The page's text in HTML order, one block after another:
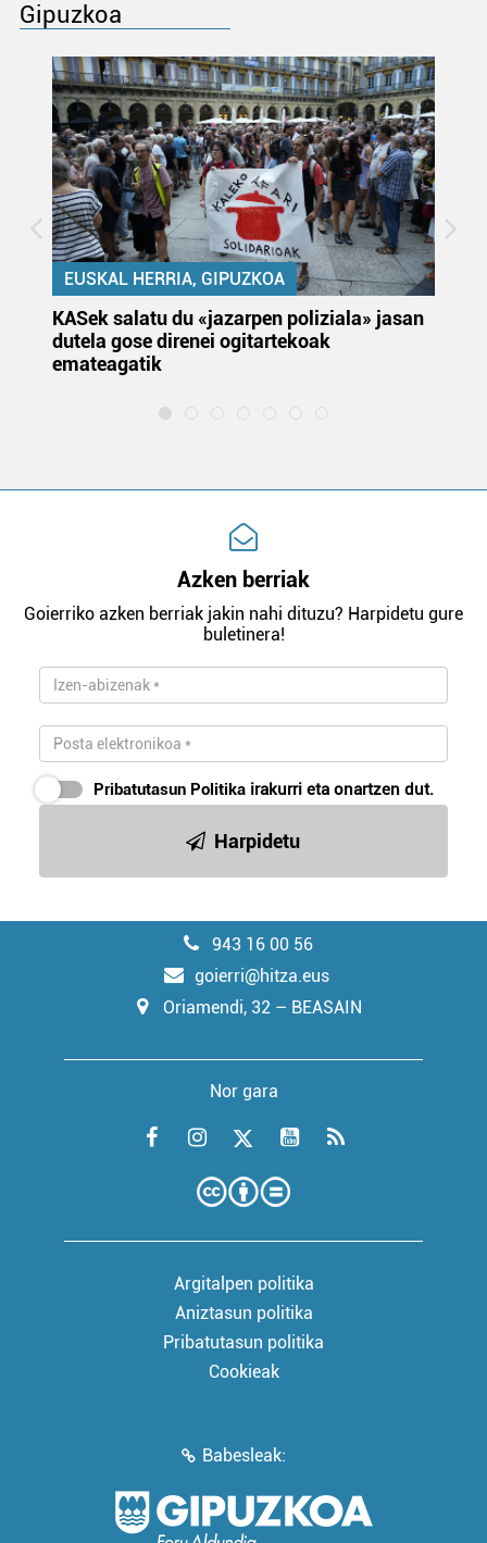
Gipuzkoa
EUSKAL HERRIA, GIPUZKOA
KASek salatu du «jazarpen poliziala» jasan
dutela gose direnei ogitartekoak
emateagatik
Azken berriak
Goierriko azken berriak jakin nahi dituzu? Harpidetu gure
buletinera!
Pribatutasun Politika irakurri eta onartzen dut.
Harpidetu
943 16 00 56
goierri@hitza.eus
Oriamendi, 32 – BEASAIN
Nor gara
Argitalpen politika
Aniztasun politika
Pribatutasun politika
Cookieak
Babesleak: